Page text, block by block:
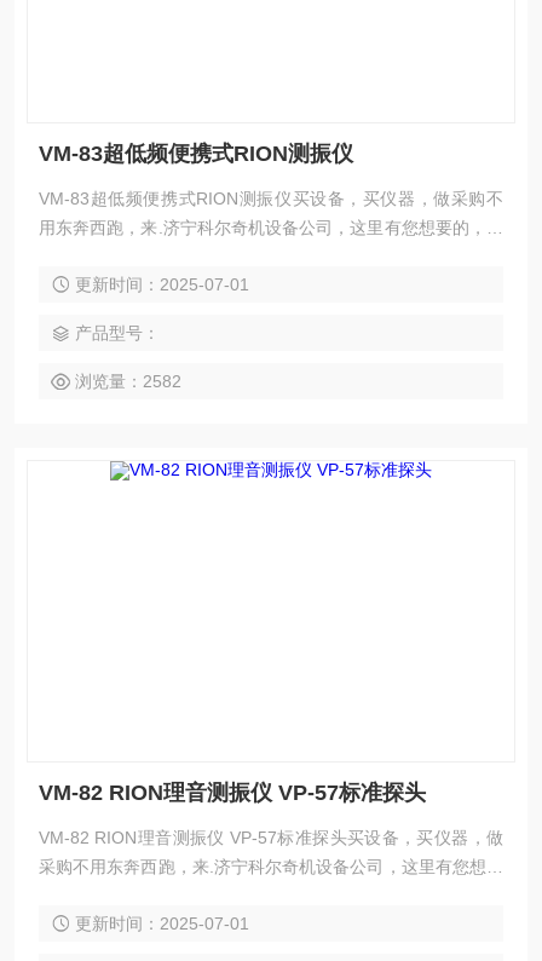
VM-83超低频便携式RION测振仪
VM-83超低频便携式RION测振仪买设备，买仪器，做采购不
用东奔西跑，来.济宁科尔奇机设备公司，这里有您想要的，想
1.8kg，使用分离式振动传感器，能测量超低频振动的加速
于水力发.机组、水坝、建筑、桥梁的振动测量。.低测量频率
可达《0.1Hz》。 VM-83|VM83|超低频便携式测振
更新时间：2025-07-01
产品型号：
浏览量：2582
VM-82 RION理音测振仪 VP-57标准探头
VM-82 RION理音测振仪 VP-57标准探头买设备，买仪器，做
采购不用东奔西跑，来.济宁科尔奇机设备公司，这里有您想要
N理音测振仪VM-82的配件 理音标准探头VP-57 VM82理音配
更新时间：2025-07-01